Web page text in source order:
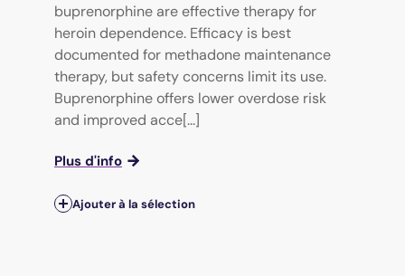
buprenorphine are effective therapy for
heroin dependence. Efficacy is best
documented for methadone maintenance
therapy, but safety concerns limit its use.
Buprenorphine offers lower overdose risk
and improved acce[...]
Plus d'info
Ajouter à la sélection